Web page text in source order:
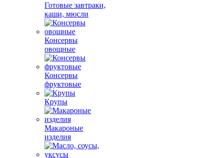
Готовые завтраки,
каши, мюсли
Консервы
овощные
Консервы
фруктовые
Крупы
Макароные
изделия